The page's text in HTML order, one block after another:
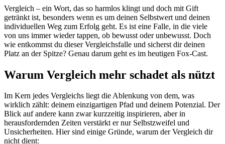
Vergleich – ein Wort, das so harmlos klingt und doch mit Gift
getränkt ist, besonders wenn es um deinen Selbstwert und deinen
individuellen Weg zum Erfolg geht. Es ist eine Falle, in die viele
von uns immer wieder tappen, ob bewusst oder unbewusst. Doch
wie entkommst du dieser Vergleichsfalle und sicherst dir deinen
Platz an der Spitze? Genau darum geht es im heutigen Fox-Cast.
Warum Vergleich mehr schadet als nützt
Im Kern jedes Vergleichs liegt die Ablenkung von dem, was
wirklich zählt: deinem einzigartigen Pfad und deinem Potenzial. Der
Blick auf andere kann zwar kurzzeitig inspirieren, aber in
herausfordernden Zeiten verstärkt er nur Selbstzweifel und
Unsicherheiten. Hier sind einige Gründe, warum der Vergleich dir
nicht dient: